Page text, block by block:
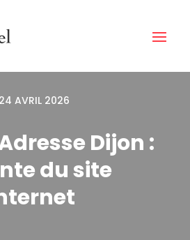
24 AVRIL 2026
Dijon :
du site